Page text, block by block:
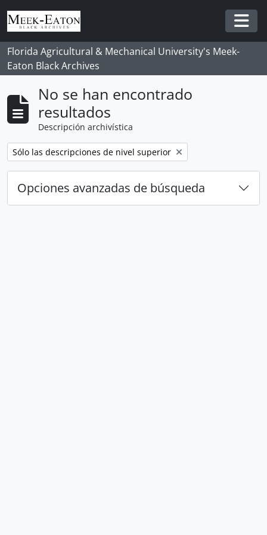
Skip to main content
Florida Agricultural & Mechanical University's Meek-
Eaton Black Archives
No se han encontrado
resultados
Descripción archivística
Remove filter:
Sólo las descripciones de nivel superior
Opciones avanzadas de búsqueda